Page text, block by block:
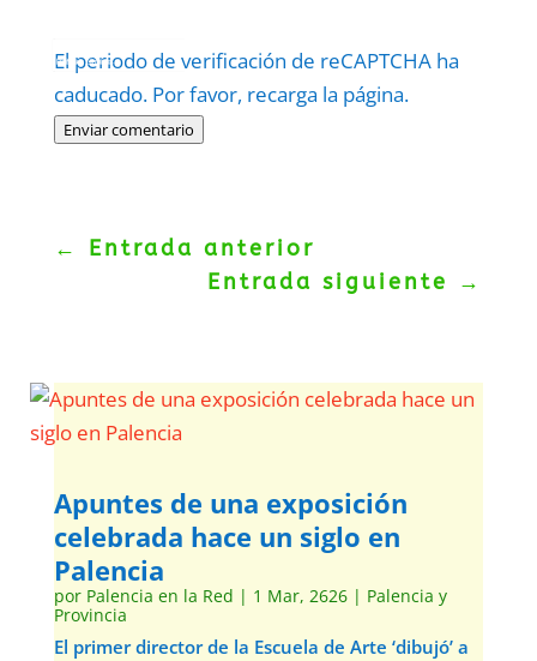
El periodo de verificación de reCAPTCHA ha
caducado. Por favor, recarga la página.
Enviar comentario
Politica–Términos.
← Entrada anterior
Entrada siguiente
→
Apuntes de una exposición
celebrada hace un siglo en
Palencia
por Palencia en la Red | 1 Mar, 2626| Palencia y
Provincia
El primer director de la Escuela de Arte ‘dibujó’ a